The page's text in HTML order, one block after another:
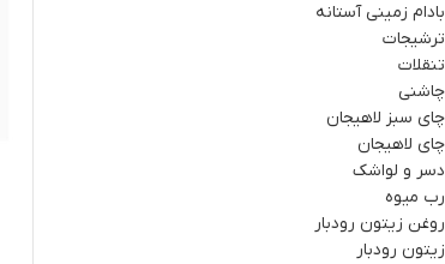
بادام زمینی آستانه
ترشیجات
تنقلات
چاشنی
چای سبز لاهیجان
چای لاهیجان
دسر و لواشک
رب میوه
روغن زیتون رودبار
زیتون رودبار